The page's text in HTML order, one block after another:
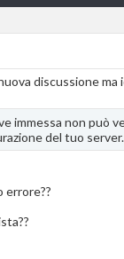
discussione
immessa non può
del tuo server.
errore??